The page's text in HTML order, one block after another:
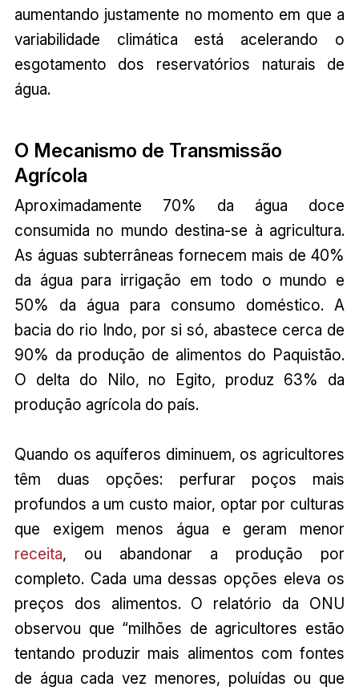
aumentando justamente no momento em que a
variabilidade climática está acelerando o
esgotamento dos reservatórios naturais de
água.
O Mecanismo de Transmissão
Agrícola
Aproximadamente 70% da água doce
consumida no mundo destina-se à agricultura.
As águas subterrâneas fornecem mais de 40%
da água para irrigação em todo o mundo e
50% da água para consumo doméstico. A
bacia do rio Indo, por si só, abastece cerca de
90% da produção de alimentos do Paquistão.
O delta do Nilo, no Egito, produz 63% da
produção agrícola do país.
Quando os aquíferos diminuem, os agricultores
têm duas opções: perfurar poços mais
profundos a um custo maior, optar por culturas
que exigem menos água e geram menor
receita, ou abandonar a produção por
completo. Cada uma dessas opções eleva os
preços dos alimentos. O relatório da ONU
observou que “milhões de agricultores estão
tentando produzir mais alimentos com fontes
de água cada vez menores, poluídas ou que